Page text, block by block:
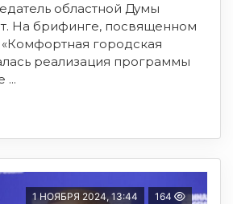
областной Думы
На брифинге, посвященном
городская
реализация программы
...
1 НОЯБРЯ 2024, 13:44 164